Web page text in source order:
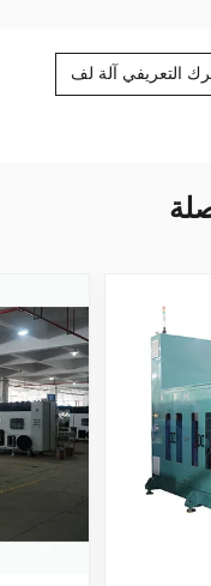
التعريفي آلة لف